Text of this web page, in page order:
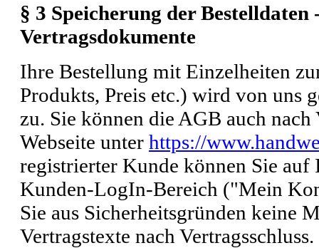
§ 3 Speicherung der
Vertragsdokumente
Ihre Bestellung mit Einzelheiten
Produkts, Preis etc.) wird von uns
zu. Sie können die AGB auch
Webseite unter https://
registrierter Kunde können Sie auf
Kunden-LogIn-Bereich ("Mein
Sie aus Sicherheitsgründen keine
Vertragstexte nach Vertragsschluss.